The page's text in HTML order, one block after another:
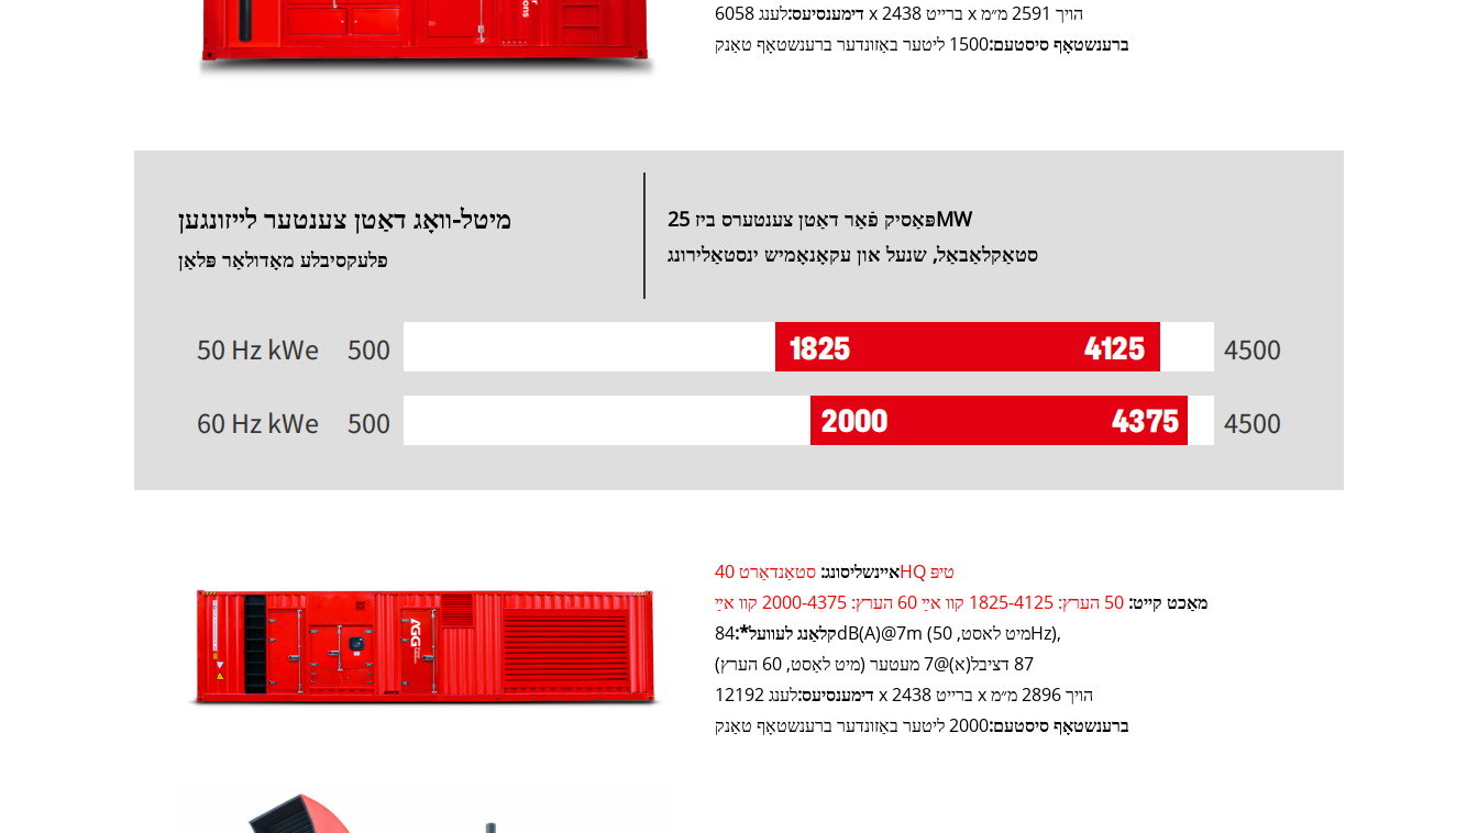
דימענסיעס:
לענג 6058 x ברייט 2438 x הויך 2591 מ״מ
ברענשטאָף סיסטעם:1500 ליטער באַזונדער ברענשטאָף טאַנק
מיטל-וואָג דאַטן צענטער לייזונגען
פלעקסיבלע מאָדולאַר פּלאַן
פּאַסיק פֿאַר דאַטן צענטערס ביז 25MW
סטאַקלאַבאַל, שנעל און עקאָנאָמיש ינסטאַלירונג
איינשליסונג:
סטאַנדאַרט 40HQ טיפּ
מאַכט קייט: 50 הערץ: 1825-4125 קוו אײַ 60 הערץ: 2000-4375 קוו אײַ
קלאַנג לעוועל*:
84dB(A)@7m (מיט לאסט, 50Hz),
87 דציבל(א)@7 מעטער (מיט לאַסט, 60 הערץ)
דימענסיעס:
לענג 12192 x ברייט 2438 x הויך 2896 מ״מ
ברענשטאָף סיסטעם:2000 ליטער באַזונדער ברענשטאָף טאַנק